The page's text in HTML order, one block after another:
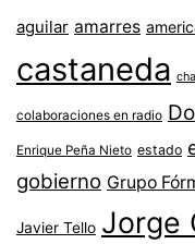
aguilar amarres
castaneda
colaboraciones en radio
Enrique Peña Nieto estado
gobierno Grupo
Javier Tello Jorge